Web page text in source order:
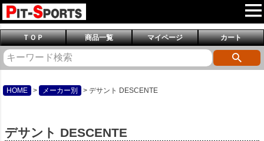
ＴＯＰ 商品一覧 マイページ カート
HOME メーカー別 デサント DESCENTE
デサント DESCENTE